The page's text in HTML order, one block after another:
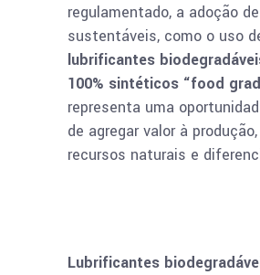
regulamentado, a adoção
sustentáveis, como o uso
lubrificantes
100% sintéticos “food
representa uma
de agregar valor à
recursos naturais e
Lubrificantes